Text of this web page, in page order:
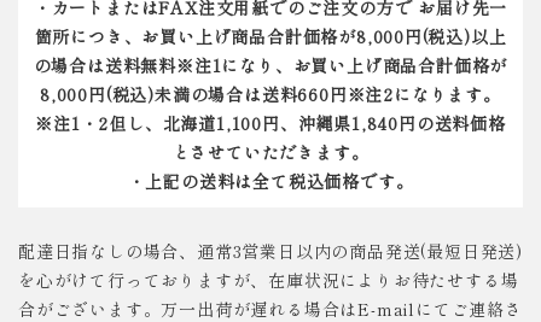
・カートまたはFAX注文用紙でのご注文の方で お届け先一
箇所につき、お買い上げ商品合計価格が8,000円(税込)以上
の場合は送料無料※注1になり、お買い上げ商品合計価格が
8,000円(税込)未満の場合は送料660円※注2になります。
※注1・2但し、北海道1,100円、沖縄県1,840円の送料価格
とさせていただきます。
・上記の送料は全て税込価格です。
配達日指なしの場合、通常3営業日以内の商品発送(最短日発送)
を心がけて行っておりますが、在庫状況によりお待たせする場
合がございます。万一出荷が遅れる場合はE-mailにてご連絡さ